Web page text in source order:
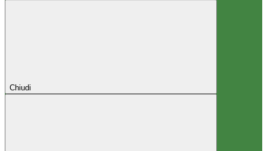
Chiudi